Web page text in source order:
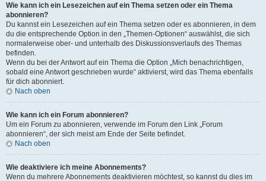
Wie kann ich ein Lesezeichen auf ein Thema setzen oder ein Thema
abonnieren?
Du kannst ein Lesezeichen auf ein Thema setzen oder es abonnieren, in dem
du die entsprechende Option in den „Themen-Optionen“ auswählst, die sich
normalerweise ober- und unterhalb des Diskussionsverlaufs des Themas
befinden.
Wenn du bei der Antwort auf ein Thema die Option „Mich benachrichtigen,
sobald eine Antwort geschrieben wurde“ aktivierst, wird das Thema ebenfalls
für dich abonniert.
Nach oben
Wie kann ich ein Forum abonnieren?
Um ein Forum zu abonnieren, verwende im Forum den Link „Forum
abonnieren“, der sich meist am Ende der Seite befindet.
Nach oben
Wie deaktiviere ich meine Abonnements?
Wenn du mehrere Abonnements deaktivieren möchtest, so kannst du dies im